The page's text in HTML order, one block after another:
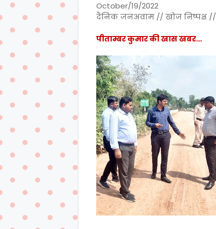
October/19/2022
दैनिक जनअवाम // खोज निष्पक्ष //
पीताम्बर कुमार की खास खबर...